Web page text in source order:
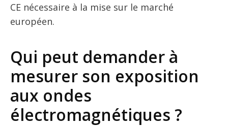
CE nécessaire à la mise sur le marché
européen.
Qui peut demander à
mesurer son exposition
aux ondes
électromagnétiques ?